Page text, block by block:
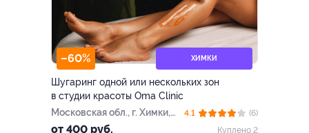
–60% ХИМКИ
Шугаринг одной или нескольких зон
в студии красоты Oma Clinic
Московская обл., г. Химки,
пр-т Мельникова, д. 1
от 400 руб.
4.1
(6)
Куплено 2